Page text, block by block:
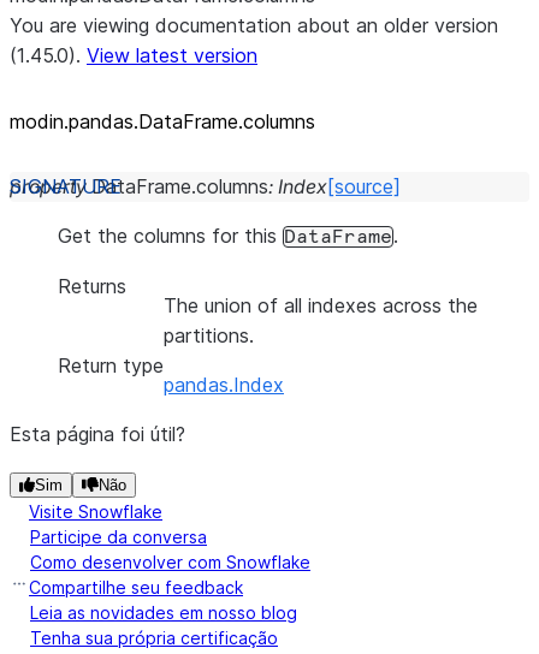
You are viewing documentation about an older version
(1.45.0). View latest version
modin.pandas.DataFrame.columns
property DataFrame.columns: Index[source]
Get the columns for this DataFrame.
Returns
The union of all indexes across the
partitions.
Return type
pandas.Index
Esta página foi útil?
Sim Não
Visite Snowflake
Participe da conversa
Como desenvolver com Snowflake
Compartilhe seu feedback
Leia as novidades em nosso blog
Tenha sua própria certificação